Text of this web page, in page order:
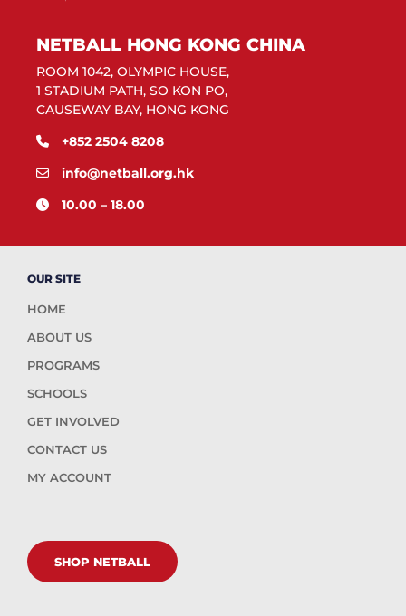
NETBALL HONG KONG CHINA
ROOM 1042, OLYMPIC HOUSE,
1 STADIUM PATH, SO KON PO,
CAUSEWAY BAY, HONG KONG
+852 2504 8208
info@netball.org.hk
10.00 – 18.00
OUR SITE
HOME
ABOUT US
PROGRAMS
SCHOOLS
GET INVOLVED
CONTACT US
MY ACCOUNT
SHOP NETBALL